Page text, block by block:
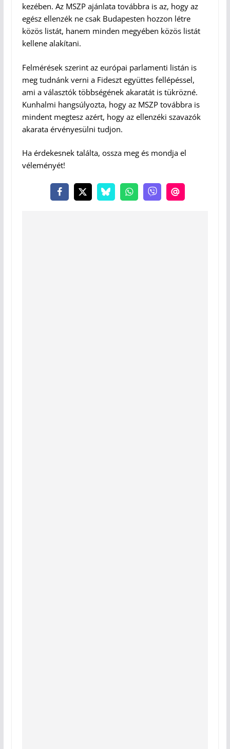
kezében. Az MSZP ajánlata továbbra is az, hogy az
egész ellenzék ne csak Budapesten hozzon létre
közös listát, hanem minden megyében közös listát
kellene alakítani.
Felmérések szerint az európai parlamenti listán is
meg tudnánk verni a Fideszt együttes fellépéssel,
ami a választók többségének akaratát is tükrözné.
Kunhalmi hangsúlyozta, hogy az MSZP továbbra is
mindent megtesz azért, hogy az ellenzéki szavazók
akarata érvényesülni tudjon.
Ha érdekesnek találta, ossza meg és mondja el
véleményét!